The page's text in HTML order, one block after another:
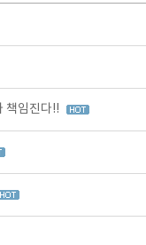
책임진다!!